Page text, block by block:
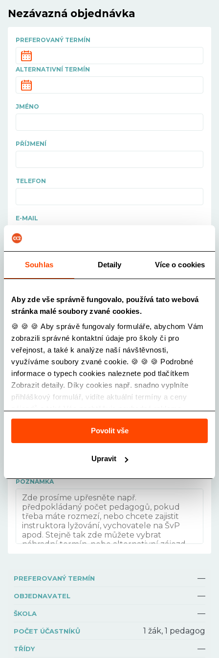
Souhlas Detaily Více o cookies
Aby zde vše správně fungovalo, používá tato webová
stránka malé soubory zvané cookies.
🍪 🍪 🍪 Aby správě fungovaly formuláře, abychom Vám
zobrazili správné kontaktní údaje pro školy či pro
veřejnost, a také k analýze naší návštěvnosti,
využíváme soubory zvané cookie. 🍪 🍪 🍪 Podrobné
informace o typech cookies naleznete pod tlačítkem
Zobrazit detaily. Díky cookies např. snadno vyplníte
přihláškový formulář, vidíte aktuální termíny a ceny
Povolit vše
Upravit
Nezávazná objednávka
PREFEROVANÝ TERMÍN
ALTERNATIVNÍ TERMÍN
JMÉNO
PŘÍJMENÍ
TELEFON
E-MAIL
-
POČET ŽÁKŮ DO
-
POČET PEDAGOGŮ
-
FORMA PLATBY ZÁJEZDU
Vyberte formu platby
POZNÁMKA
PREFEROVANÝ TERMÍN —
OBJEDNAVATEL —
ŠKOLA —
POČET ÚČASTNÍKŮ 1 žák, 1 pedagog
TŘÍDY —